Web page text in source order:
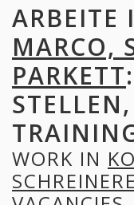
ARBEITE
MARCO,
PARKETT
WORK IN